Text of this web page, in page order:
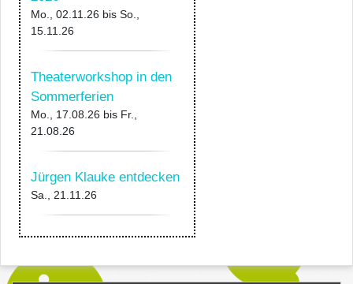
Mo., 02.11.26 bis So.,
15.11.26
Theaterworkshop in den
Sommerferien
Mo., 17.08.26 bis Fr.,
21.08.26
Jürgen Klauke entdecken
Sa., 21.11.26